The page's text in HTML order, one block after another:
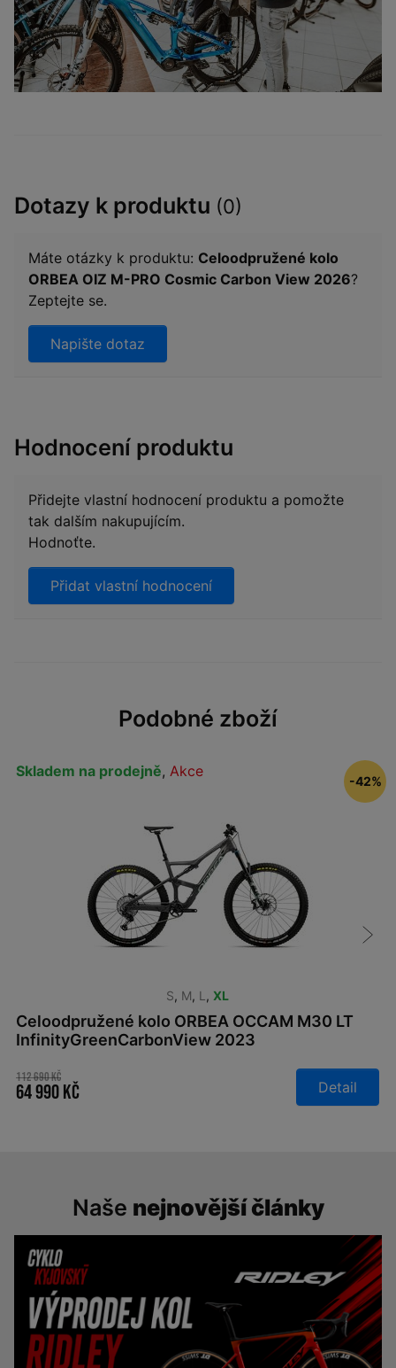
Dotazy k produktu (0)
Máte otázky k produktu: Celoodpružené kolo
ORBEA OIZ M-PRO Cosmic Carbon View 2026?
Zeptejte se.
Napište dotaz
Hodnocení produktu
Přidejte vlastní hodnocení produktu a pomožte
tak dalším nakupujícím.
Hodnoťte.
Přidat vlastní hodnocení
Podobné zboží
Skladem na prodejně, Akce
S, M, L , XL
Celoodpružené kolo ORBEA OCCAM M30 LT
InfinityGreenCarbonView 2023
-42%
112 690 Kč
64 990 Kč Detail
Naše nejnovější články